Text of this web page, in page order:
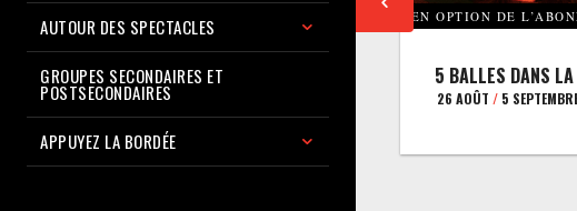
AUTOUR DES SPECTACLES
GROUPES SECONDAIRES ET
POSTSECONDAIRES
APPUYEZ LA BORDÉE
EN OPTION DE
5 BALLES DANS
26 AOÛT /5